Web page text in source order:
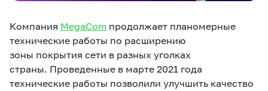
Чалуулар жана
SMS
Номерди тандоо SIM жеткирүү
Өнөктөштөргө
Офис картасы
жана каптоо
MegaTV MegaPay
Компания MegaCom продолжает планомерные
технические работы по расширению
зоны покрытия сети в разных уголках
страны. Проведенные в марте 2021 года
технические работы позволили улучшить качество